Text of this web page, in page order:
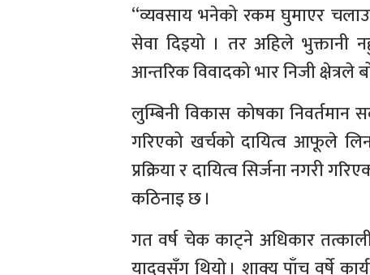
“व्यवसाय भनेको रकम घुमाएर
सेवा दिइयो । तर अहिले भुक्तानी
आन्तरिक विवादको भार निजी क्षेत्रले
लुम्बिनी विकास कोषका निवर्तमान
गरिएको खर्चको दायित्व आफूले
प्रक्रिया र दायित्व सिर्जना नगरी
कठिनाइ छ ।
गत वर्ष चेक काट्ने अधिकार